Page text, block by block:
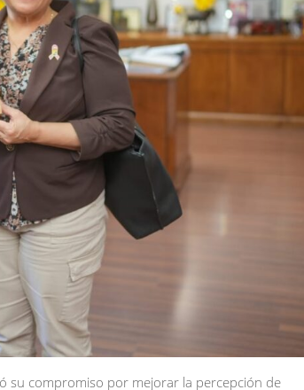
su compromiso por mejorar la percepción de